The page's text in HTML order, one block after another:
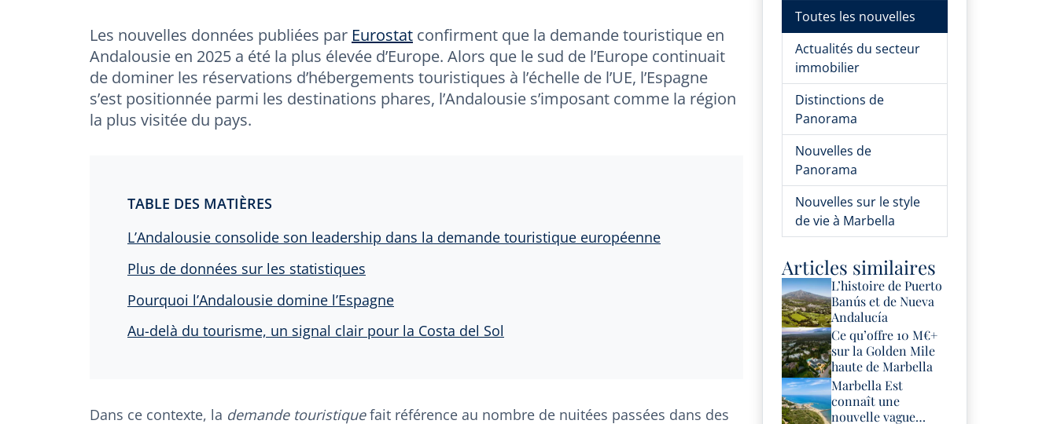
Les nouvelles données publiées par Eurostat confirment que la demande touristique en
Andalousie en 2025 a été la plus élevée d’Europe. Alors que le sud de l’Europe continuait
de dominer les réservations d’hébergements touristiques à l’échelle de l’UE, l’Espagne
s’est positionnée parmi les destinations phares, l’Andalousie s’imposant comme la région
la plus visitée du pays.
TABLE DES MATIÈRES
L’Andalousie consolide son leadership dans la demande touristique européenne
Plus de données sur les statistiques
Pourquoi l’Andalousie domine l’Espagne
Au-delà du tourisme, un signal clair pour la Costa del Sol
Dans ce contexte, la demande touristiquefait référence au nombre de nuitées passées dans des
Toutes les nouvelles
Actualités du secteur
immobilier
Distinctions de
Panorama
Nouvelles de
Panorama
Nouvelles sur le style
de vie à Marbella
Articles similaires
L’histoire de Puerto
Banús et de Nueva
Andalucía
Ce qu’offre 10 M€+
sur la Golden Mile
haute de Marbella
Marbella Est
connaît une
nouvelle vague